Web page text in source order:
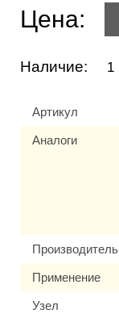
Цена:
Наличие: 1
Артикул
Аналоги
Производитель
Применение
Узел